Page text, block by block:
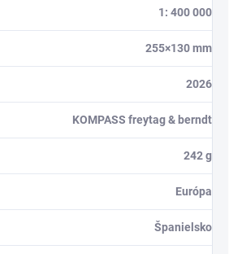
1: 400 000
255×130 mm
2026
KOMPASS freytag & berndt
242 g
Európa
Španielsko